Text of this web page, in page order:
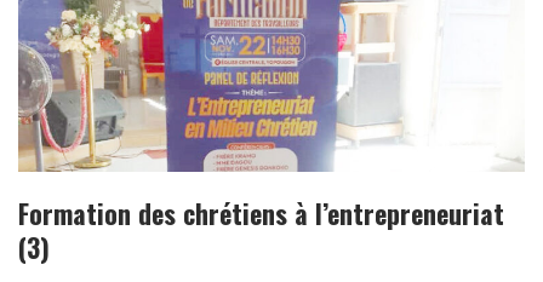
Formation des chrétiens à l’entrepreneuriat
(3)